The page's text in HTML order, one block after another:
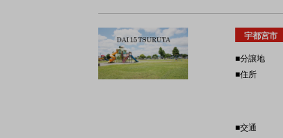
宇都宮市
■分譲地
■住所
■交通